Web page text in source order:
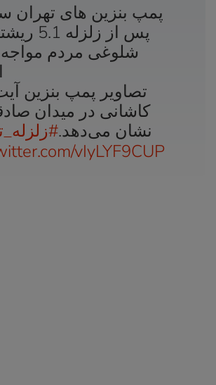
پمپ بنزین های تهران
پس از
شلوغی مردم
تصاویر پمپ بنزین
کاشانی در میدان
نشان می‌دهد.
vIyLYF9CUP